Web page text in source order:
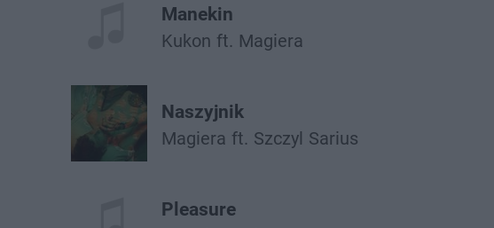
Manekin
Kukon ft. Magiera
Naszyjnik
Magiera ft. Szczyl Sarius
Pleasure